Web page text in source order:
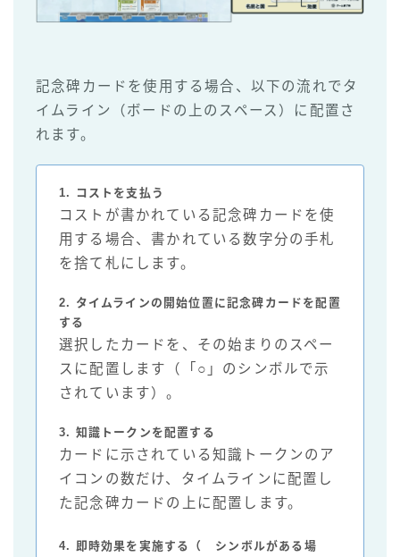
記念碑カードを使用する場合、以下の流れでタ
イムライン（ボードの上のスペース）に配置さ
れます。
1. コストを支払う
コストが書かれている記念碑カードを使
用する場合、書かれている数字分の手札
を捨て札にします。
2. タイムラインの開始位置に記念碑カードを配置
する
選択したカードを、その始まりのスペー
スに配置します（「○」のシンボルで示
されています）。
3. 知識トークンを配置する
カードに示されている知識トークンのア
イコンの数だけ、タイムラインに配置し
た記念碑カードの上に配置します。
4. 即時効果を実施する（
シンボルがある場